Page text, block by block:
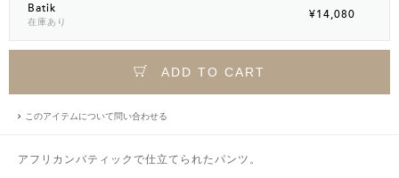
Batik
在庫あり
¥14,080
ADD TO CART
このアイテムについて問い合わせる
アフリカンバティックで仕立てられたパンツ。